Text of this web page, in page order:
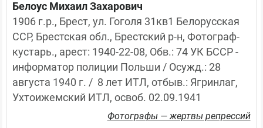
Белоус Михаил Захарович
1906 г.р., Брест, ул. Гоголя 31кв1 Белорусская
ССР, Брестская обл., Брестский р-н, Фотограф-
кустарь., арест: 1940-22-08, Обв.: 74 УК БССР -
информатор полиции Польши / Осужд.: 28
августа 1940 г. /  8 лет ИТЛ, отбыв.: Ягринлаг,
Ухтоижемский ИТЛ, освоб. 02.09.1941
Фотографы — жертвы репрессий